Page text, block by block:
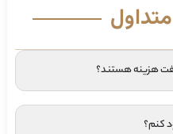
هزینه هستند؟
کنم؟